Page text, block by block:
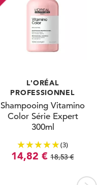
L'ORÉAL
PROFESSIONNEL
Shampooing Vitamino
Color Série Expert
300ml
(3)
14,82 € 18,53 €